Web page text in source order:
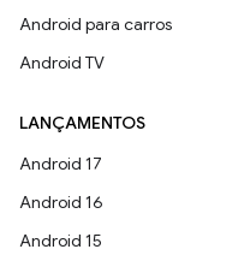
Android para carros
Android TV
LANÇAMENTOS
Android 17
Android 16
Android 15